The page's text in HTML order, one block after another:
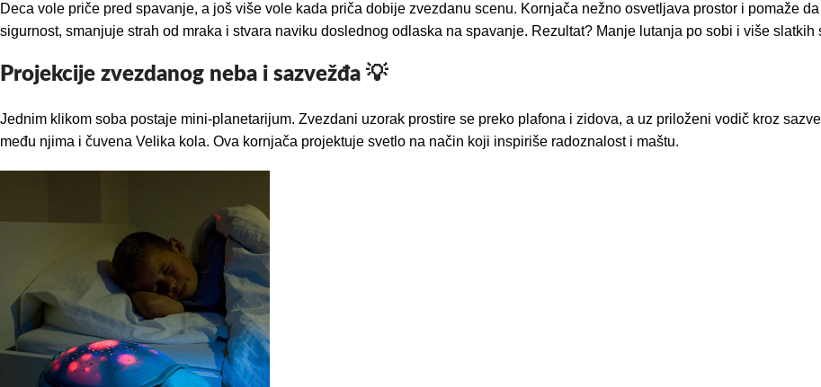
Deca vole priče pred spavanje, a još više vole kada priča dobije zvezdanu scenu. Kornjača nežno osvetljava prostor i pomaže
sigurnost, smanjuje strah od mraka i stvara naviku doslednog odlaska na spavanje. Rezultat? Manje lutanja po sobi i više
Projekcije zvezdanog neba i sazvežđa 💡
Jednim klikom soba postaje mini-planetarijum. Zvezdani uzorak prostire se preko plafona i zidova, a uz priloženi vodič kroz
među njima i čuvena Velika kola. Ova kornjača projektuje svetlo na način koji inspiriše radoznalost i maštu.